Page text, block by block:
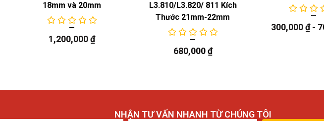
18mm và 20mm
1,200,000₫
L3.810/L3.820/ 811 Kích
Thước 21mm-22mm
680,000₫
300,000₫-
NHẬN TƯ VẤN NHANH TỪ CHÚNG TÔI